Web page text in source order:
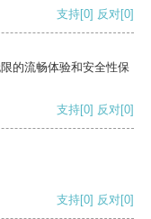
支持[0] 反对[0]
的流畅体验和安全性保
支持[0] 反对[0]
支持[0] 反对[0]